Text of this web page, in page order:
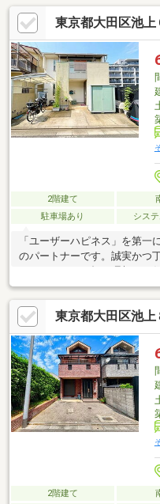
東京都大田区池
2階建て
駐車場あり
シス
「ユーザーハピネス」を第一
のパートナーです。誠実かつ
せていただきます。
東京都大田区池
2階建て